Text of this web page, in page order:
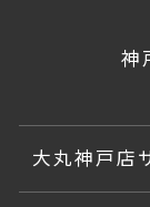
神
大丸神戸店